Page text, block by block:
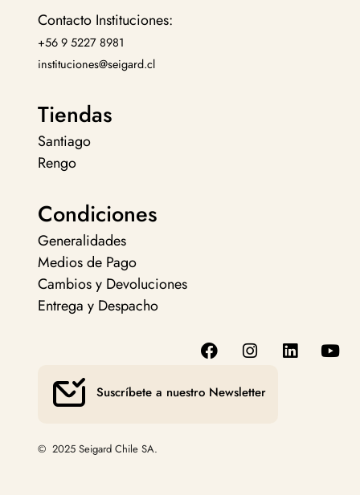
Contacto Instituciones:
+56 9 5227 8981
instituciones@seigard.cl
Tiendas
Santiago
Rengo
Condiciones
Generalidades
Medios de Pago
Cambios y Devoluciones
Entrega y Despacho
Suscríbete a nuestro Newsletter
© 2025 Seigard Chile SA.